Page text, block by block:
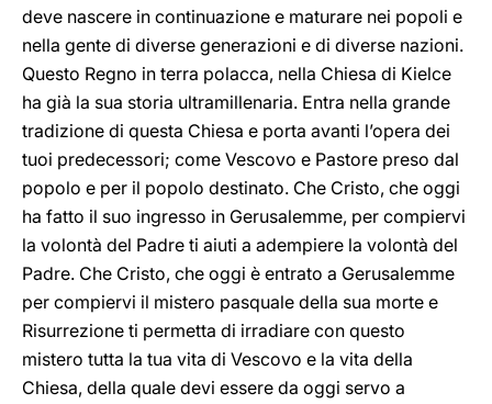
deve nascere in continuazione e maturare nei popoli e
nella gente di diverse generazioni e di diverse nazioni.
Questo Regno in terra polacca, nella Chiesa di Kielce
ha già la sua storia ultramillenaria. Entra nella grande
tradizione di questa Chiesa e porta avanti l’opera dei
tuoi predecessori; come Vescovo e Pastore preso dal
popolo e per il popolo destinato. Che Cristo, che oggi
ha fatto il suo ingresso in Gerusalemme, per compiervi
la volontà del Padre ti aiuti a adempiere la volontà del
Padre. Che Cristo, che oggi è entrato a Gerusalemme
per compiervi il mistero pasquale della sua morte e
Risurrezione ti permetta di irradiare con questo
mistero tutta la tua vita di Vescovo e la vita della
Chiesa, della quale devi essere da oggi servo a